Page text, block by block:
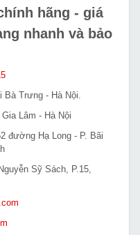
hãng - giá
nhanh và bảo
Trưng - Hà Nội.
Lâm - Hà Nội
đường Hạ Long - P. Bãi
Sỹ Sách, P.15,